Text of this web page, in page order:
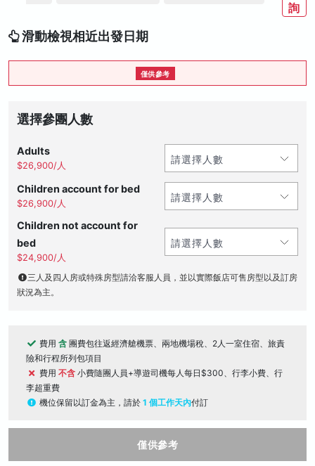
詢
滑動檢視相近出發日期
僅供參考
選擇參團人數
Adults
$26,900/人
Children account for bed
$26,900/人
Children not account for
bed
$24,900/人
三人及四人房或特殊房型請洽客服人員，並以實際飯店可售房型以及訂房
狀況為主。
費用 含 團費包往返經濟艙機票、兩地機場稅、2人一室住宿、旅責
險和行程所列包項目
費用 不含 小費隨團人員+導遊司機每人每日$300、行李小費、行
李超重費
機位保留以訂金為主，請於 1 個工作天內付訂
僅供參考